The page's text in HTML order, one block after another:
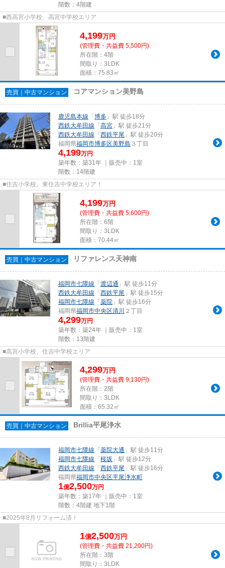
階数：4階建
■西高宮小学校、高宮中学校エリア
4,199万円
(管理費・共益費 5,500円)
所在階：4階
間取り：3LDK
面積：75.83㎡
売買｜中古マンション コアマンション美野島
鹿児島本線 「 博多 」駅 徒歩18分
西鉄大牟田線 「 高宮 」駅 徒歩21分
西鉄大牟田線 「 西鉄平尾 」駅 徒歩20分
福岡県福岡市博多区美野島 ３丁目
4,199万円
築年数：築31年 ｜販売中： 1室
階数：14階建
■住吉小学校、東住吉中学校エリア！
4,199万円
(管理費・共益費 5,600円)
所在階：6階
間取り：3LDK
面積：70.44㎡
売買｜中古マンション リファレンス天神南
福岡市七隈線 「 渡辺通 」駅 徒歩11分
西鉄大牟田線 「 西鉄平尾 」駅 徒歩15分
福岡市七隈線 「 薬院 」駅 徒歩16分
福岡県福岡市中央区清川 ２丁目
4,299万円
築年数：築24年 ｜販売中： 1室
階数：13階建
■高宮小学校、住吉中学校エリア
4,299万円
(管理費・共益費 9,130円)
所在階：2階
間取り：3LDK
面積：65.32㎡
売買｜中古マンション Brillia平尾浄水
福岡市七隈線 「 薬院大通 」駅 徒歩11分
福岡市七隈線 「 桜坂 」駅 徒歩12分
西鉄大牟田線 「 西鉄平尾 」駅 徒歩16分
福岡県福岡市中央区平尾浄水町
1億2,500万円
築年数：築17年 ｜販売中： 1室
階数：4階建 地下1階
■2025年8月リフォーム済！
1億2,500万円
(管理費・共益費 21,200円)
所在階：3階
間取り：3LDK